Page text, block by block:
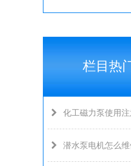
栏目热
化工磁力泵使用
潜水泵电机怎么